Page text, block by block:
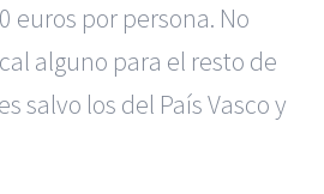
euros por persona. No
alguno para el resto de
salvo los del País Vasco y